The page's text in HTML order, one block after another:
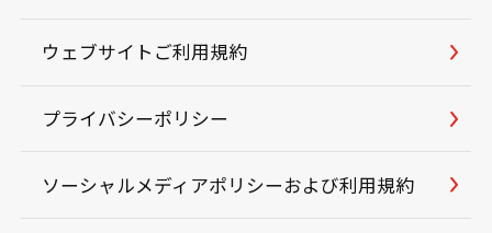
ウェブサイトご利用規約
プライバシーポリシー
ソーシャルメディアポリシーおよび利用規約